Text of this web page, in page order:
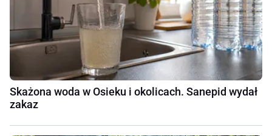
Skażona woda w Osieku i okolicach. Sanepid wydał
zakaz